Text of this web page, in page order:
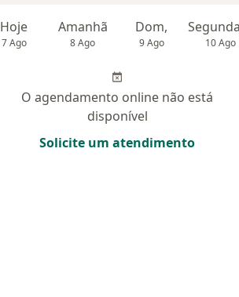
Hoje
7 Ago
Amanhã
8 Ago
Dom,
9 Ago 10 Ago
O agendamento online não está
disponível
Solicite um atendimento